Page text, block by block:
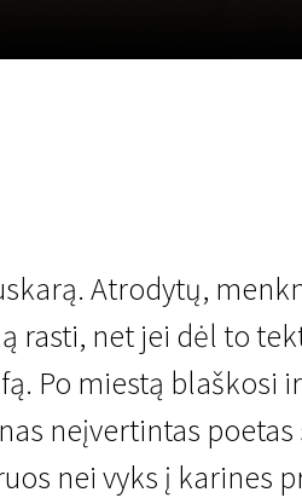
Atrodytų,
rasti, net jei dėl to
Po miestą blaškosi
neįvertintas poetas
nei vyks į karines